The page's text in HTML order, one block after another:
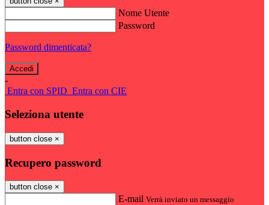
Nome Utente
Password
Password dimenticata?
-
Entra con SPID Entra con CIE
Seleziona utente
button close ×
Recupero password
button close ×
E-mail Verrà inviato un messaggio